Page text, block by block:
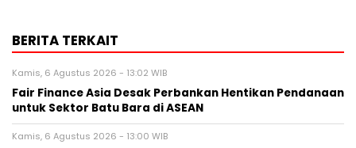
BERITA TERKAIT
Kamis, 6 Agustus 2026 - 13:02 WIB
Fair Finance Asia Desak Perbankan Hentikan Pendanaan
untuk Sektor Batu Bara di ASEAN
Kamis, 6 Agustus 2026 - 13:00 WIB